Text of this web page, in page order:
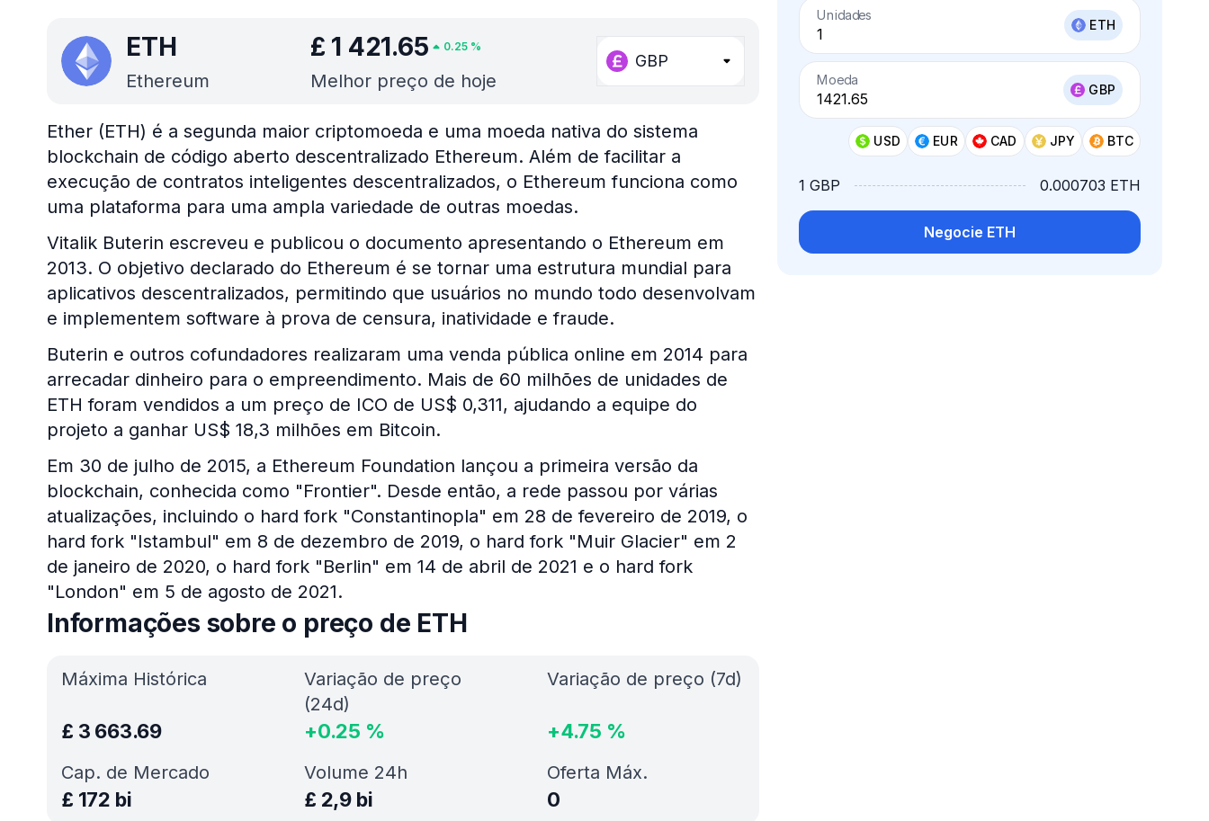
ETH
Ethereum
£ 1 421.65 0.25%
Melhor preço de hoje
GBP
Unidades
ETH
Moeda
GBP
USD EUR CAD JPY BTC
1 GBP 0.000703 ETH
Negocie ETH
Ether (ETH) é a segunda maior criptomoeda e uma moeda nativa do sistema
blockchain de código aberto descentralizado Ethereum. Além de facilitar a
execução de contratos inteligentes descentralizados, o Ethereum funciona como
uma plataforma para uma ampla variedade de outras moedas.
Vitalik Buterin escreveu e publicou o documento apresentando o Ethereum em
2013. O objetivo declarado do Ethereum é se tornar uma estrutura mundial para
aplicativos descentralizados, permitindo que usuários no mundo todo desenvolvam
e implementem software à prova de censura, inatividade e fraude.
Buterin e outros cofundadores realizaram uma venda pública online em 2014 para
arrecadar dinheiro para o empreendimento. Mais de 60 milhões de unidades de
ETH foram vendidos a um preço de ICO de US$ 0,311, ajudando a equipe do
projeto a ganhar US$ 18,3 milhões em Bitcoin.
Em 30 de julho de 2015, a Ethereum Foundation lançou a primeira versão da
blockchain, conhecida como "Frontier". Desde então, a rede passou por várias
atualizações, incluindo o hard fork "Constantinopla" em 28 de fevereiro de 2019, o
hard fork "Istambul" em 8 de dezembro de 2019, o hard fork "Muir Glacier" em 2
de janeiro de 2020, o hard fork "Berlin" em 14 de abril de 2021 e o hard fork
"London" em 5 de agosto de 2021.
Informações sobre o preço de ETH
Máxima Histórica
£ 3 663.69
Cap. de Mercado
£ 172 bi
Variação de preço
(24d)
+0.25 %
Variação de preço (7d)
+4.75 %
Volume 24h
£ 2,9 bi
Oferta Máx.
0